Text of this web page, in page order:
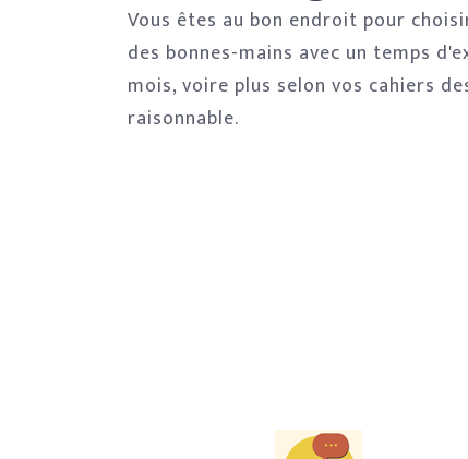
Vous êtes au bon endroit pour
des bonnes-mains avec un temps
mois, voire plus selon vos cahiers
raisonnable.